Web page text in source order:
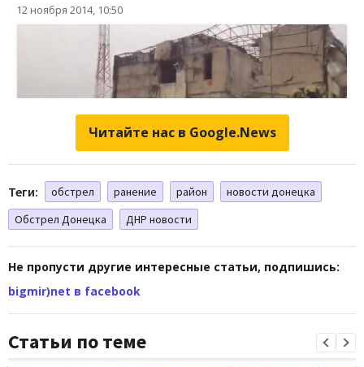
Читайте нас в Google.News
Теги: обстрел ранение район
новости донецка
Обстрел Донецка
ДНР новости
Не пропусти другие интересные статьи, подпишись:
bigmir)net в facebook
Статьи по теме